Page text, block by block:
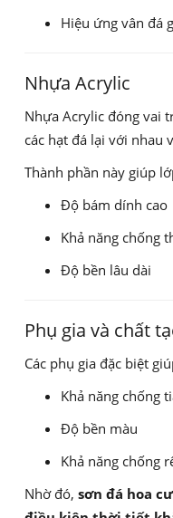
Hiệu ứng vân đá
Nhựa Acrylic
Nhựa Acrylic đóng vai
các hạt đá lại với nhau
Thành phần này giúp
Độ bám dính cao
Khả năng chống
Độ bền lâu dài
Phụ gia và chất
Các phụ gia đặc biệt
Khả năng chống
Độ bền màu
Khả năng chống
Nhờ đó, sơn đá hoa